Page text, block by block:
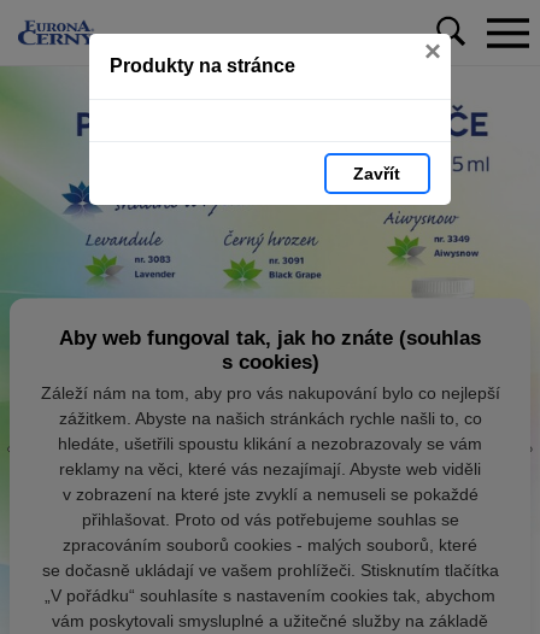
Produkty na stránce ×
Zavřít
Aby web fungoval tak, jak ho znáte (souhlas
s cookies)
Záleží nám na tom, aby pro vás nakupování bylo co nejlepší
zážitkem. Abyste na našich stránkách rychle našli to, co
hledáte, ušetřili spoustu klikání a nezobrazovaly se vám
reklamy na věci, které vás nezajímají. Abyste web viděli
v zobrazení na které jste zvyklí a nemuseli se pokaždé
přihlašovat. Proto od vás potřebujeme souhlas se
zpracováním souborů cookies - malých souborů, které
se dočasně ukládají ve vašem prohlížeči. Stisknutím tlačítka
„V pořádku“ souhlasíte s nastavením cookies tak, abychom
vám poskytovali smysluplné a užitečné služby na základě